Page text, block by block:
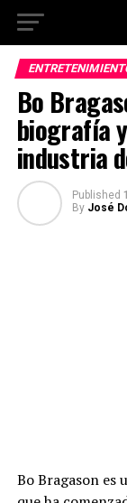
Bo
biografía
industria
Published
By José
Bo Bragason es